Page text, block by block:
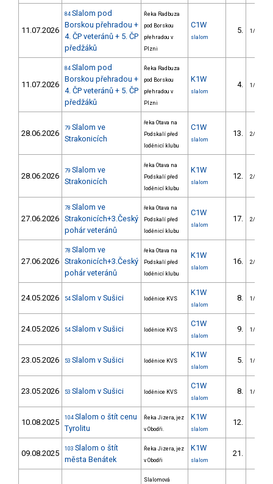
11.07.2026
84 Slalom pod
Borskou přehradou +
4. ČP veteránů + 5. ČP
předžáků
Řeka Radbuza
pod Borskou
přehradou v
Plzni
C1W
slalom
5. 1/VM
11.07.2026
84 Slalom pod
Borskou přehradou +
4. ČP veteránů + 5. ČP
předžáků
Řeka Radbuza
pod Borskou
přehradou v
Plzni
K1W
slalom
4. 1/VM
28.06.2026
79 Slalom ve
Strakonicích
řeka Otava na
Podskalí před
loděnicí klubu
C1W
slalom
13. 2/VM
28.06.2026
79 Slalom ve
Strakonicích
řeka Otava na
Podskalí před
loděnicí klubu
K1W
slalom
12. 2/VM
27.06.2026
78 Slalom ve
Strakonicích+3.Český
pohár veteránů
řeka Otava na
Podskalí před
loděnicí klubu
C1W
slalom
17. 2/VM
27.06.2026
78 Slalom ve
Strakonicích+3.Český
pohár veteránů
řeka Otava na
Podskalí před
loděnicí klubu
K1W
slalom
16. 2/VM
24.05.2026 54 Slalom v Sušici loděnice KVS
K1W
slalom
8. 1/VM
24.05.2026 54 Slalom v Sušici loděnice KVS
C1W
slalom
9. 1/VM
23.05.2026 53 Slalom v Sušici loděnice KVS
K1W
slalom
5. 1/VM
23.05.2026 53 Slalom v Sušici loděnice KVS
C1W
slalom
8. 1/VM
10.08.2025 104 Slalom o štít cenu
Tyrolitu
Řeka Jizera, jez
v Obodři.
K1W
slalom
12.
09.08.2025 103 Slalom o štít
města Benátek
Řeka Jizera, jez
v Obodři
K1W
slalom
21.
Slalomová